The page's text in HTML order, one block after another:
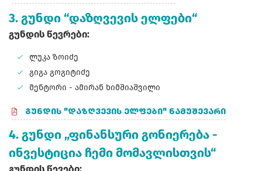
3. გუნდი “დაზღვევის ელფები“
გუნდის წევრები:
ლუკა ზოიძე
გიგა გოგიტიძე
მენტორი - ამირან ხიმშიაშვილი
ᲒᲣᲜᲓᲘᲡ "ᲓᲐᲖᲦᲕᲔᲕᲘᲡ ᲔᲚᲤᲔᲑᲘ" ᲜᲐᲛᲣᲨᲔᲕᲐᲠᲘ
4. გუნდი „ფინანსური გონიერება -
ინვესტიცია ჩემი მომავლისთვის“